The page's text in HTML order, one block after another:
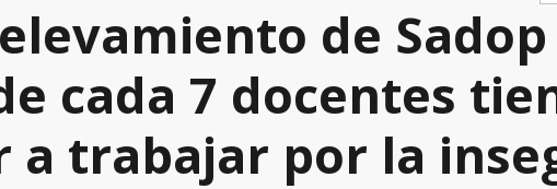
de Sadop
cada 7 docentes
a trabajar por la